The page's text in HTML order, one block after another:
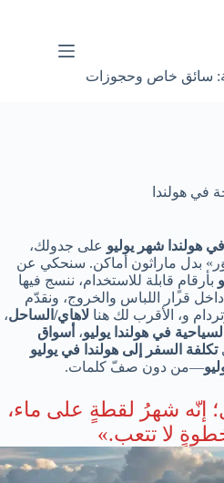
سائق خاص وحجوزات
في هولندا
هولندا شهر يوليو على جدولك،
بدل ماراثون أماكن. سنحكي عن
بأرقامٍ قابلة للاستخدام، ننسج فيها
داخل قرار اللباس والخروج، ونقدّم
و، الأقرب لك هنا لاهاي/الساحل،
في هولندا يوليو، أسواق
تكلفة السفر إلى هولندا في يوليو
—من دون صفّ كلمات.
إنّه شهرُ لقطةٍ على ماء،
لا تتعب.»